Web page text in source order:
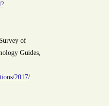
of
Guides,
2017/